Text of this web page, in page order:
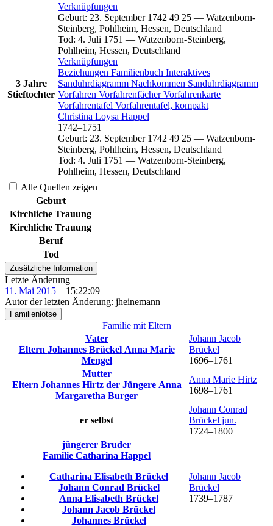
3 Jahre
Stieftochter
Verknüpfungen
Geburt: 23. September 1742 49 25 — Watzenborn-
Steinberg, Pohlheim, Hessen, Deutschland
Tod: 4. Juli 1751 — Watzenborn-Steinberg,
Pohlheim, Hessen, Deutschland
Verknüpfungen
Beziehungen Familienbuch Interaktives
Sanduhrdiagramm Nachkommen Sanduhrdiagramm
Vorfahren VorfahrenfächerVorfahrenkarte
Vorfahrentafel Vorfahrentafel, kompakt
Christina Loysa Happel
1742–1751
Geburt: 23. September 1742 49 25 — Watzenborn-
Steinberg, Pohlheim, Hessen, Deutschland
Tod: 4. Juli 1751 — Watzenborn-Steinberg,
Pohlheim, Hessen, Deutschland
Alle Quellen zeigen
Geburt
Kirchliche Trauung
Kirchliche Trauung
Beruf
Tod
Zusätzliche Information
Letzte Änderung
11. Mai 2015 – 15:22:09
Autor der letzten Änderung: jheinemann
Familienlotse
Familie mit Eltern
Vater
Eltern Johannes Brückel Anna Marie
Mengel
Johann Jacob
Brückel
1696–1761
Mutter
Eltern Johannes Hirtzder Jüngere Anna
Margaretha Burger
Anna Marie Hirtz
1698–1761
er selbst
Johann Conrad
Brückel jun.
1724–1800
jüngerer Bruder
Familie Catharina Happel
Catharina Elisabeth Brückel
Johann Conrad Brückel
Anna Elisabeth Brückel
Johann Jacob Brückel
Johannes Brückel
Johann Jacob
Brückel
1739–1787